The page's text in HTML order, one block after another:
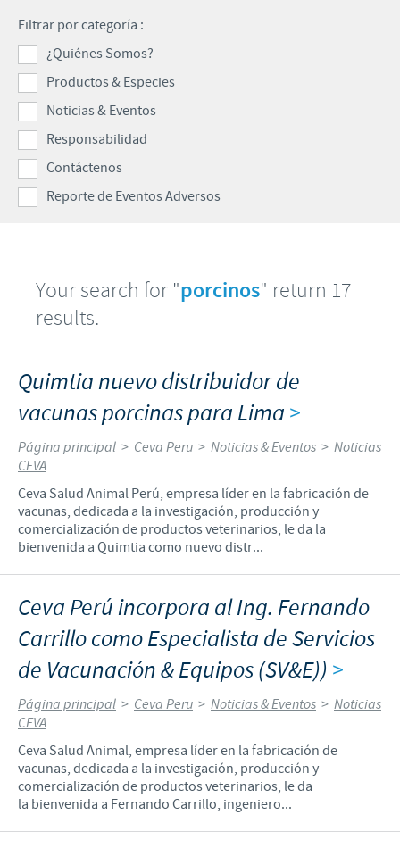
Contribuciones
Enfoque sobre la responsabilidad
Alianzas Científicas y Comerciales
Formulario de Contacto
REPORTE DE EVENTOS ADVERSOS
Farmacovigilancia
Filtrar por categoría :
¿Quiénes Somos?
Productos & Especies
Noticias & Eventos
Responsabilidad
Contáctenos
Reporte de Eventos Adversos
Your search for "porcinos" return 17
results.
Quimtia nuevo distribuidor de
vacunas porcinas para Lima >
Página principal > Ceva Peru > Noticias & Eventos > Noticias
CEVA
Ceva Salud Animal Perú, empresa líder en la fabricación de
vacunas, dedicada a la investigación, producción y
comercialización de productos veterinarios, le da la
bienvenida a Quimtia como nuevo distr...
Ceva Perú incorpora al Ing. Fernando
Carrillo como Especialista de Servicios
de Vacunación & Equipos (SV&E)) >
Página principal > Ceva Peru > Noticias & Eventos > Noticias
CEVA
Ceva Salud Animal, empresa líder en la fabricación de
vacunas, dedicada a la investigación, producción y
comercialización de productos veterinarios, le da
la bienvenida a Fernando Carrillo, ingeniero...